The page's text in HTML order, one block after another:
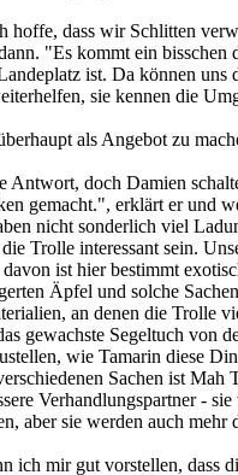
hoffe, dass wir Schlitten
"Es kommt ein bisschen
ist. Da können uns
sie kennen die
als Angebot zu
Antwort, doch Damien
gemacht.", erklärt er und
nicht sonderlich viel
Trolle interessant sein.
ist hier bestimmt
Äpfel und solche
an denen die Trolle
gewachste Segeltuch von
wie Tamarin diese
Sachen ist Mah
Verhandlungspartner -
aber sie werden auch mehr
ich mir gut vorstellen, dass